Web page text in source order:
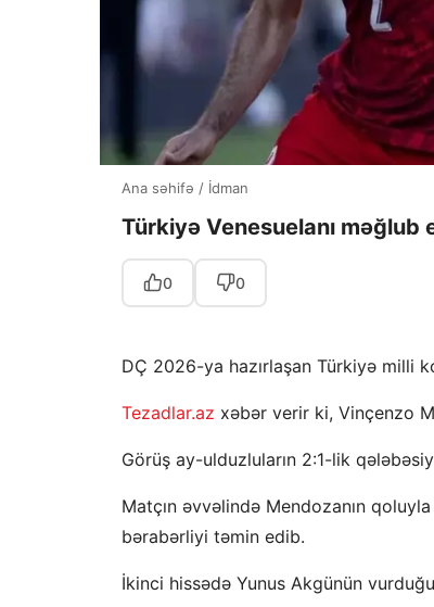
Ana səhifə / İdman
Türkiyə Venesuelanı məğlub
0 0
DÇ 2026-ya hazırlaşan Türkiyə milli
Tezadlar.az xəbər verir ki, Vinçenzo
Görüş ay-ulduzluların 2:1-lik
Matçın əvvəlində Mendozanın
bərabərliyi təmin edib.
İkinci hissədə Yunus Akgünün